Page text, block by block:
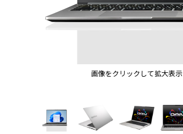
画像をクリックして拡大表示